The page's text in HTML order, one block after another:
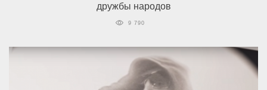
дружбы народов
9 790